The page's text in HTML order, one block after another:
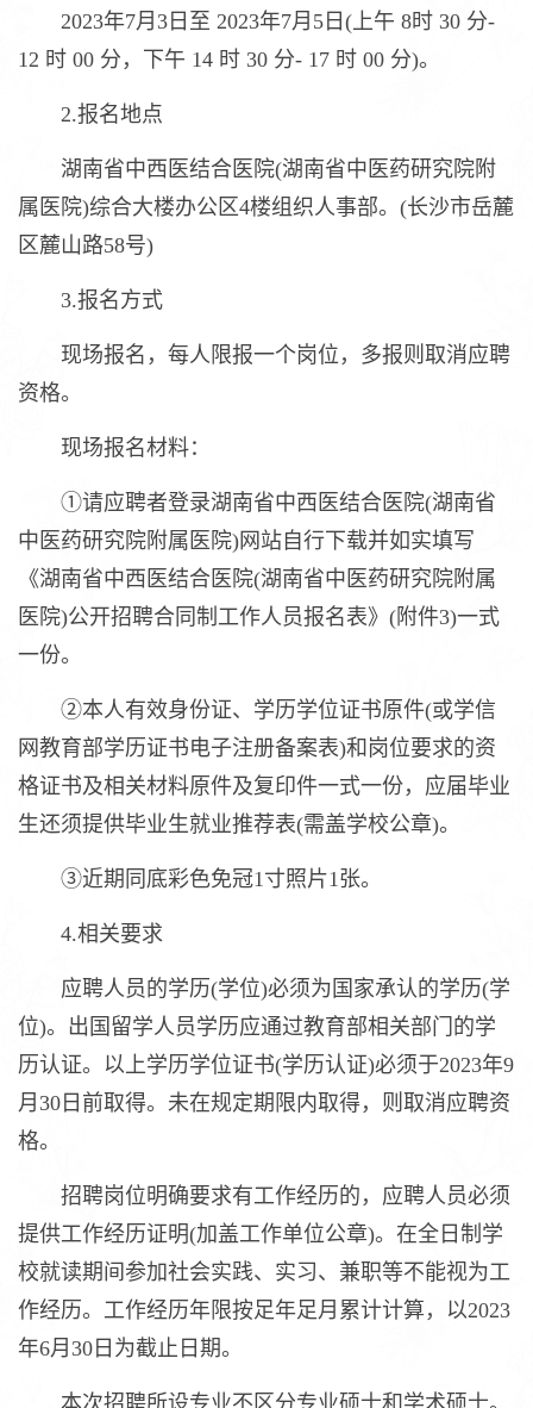
2023年7月3日至 2023年7月5日(上午 8时 30 分-
12 时 00 分，下午 14 时 30 分- 17 时 00 分)。
2.报名地点
湖南省中西医结合医院(湖南省中医药研究院附
属医院)综合大楼办公区4楼组织人事部。(长沙市岳麓
区麓山路58号)
3.报名方式
现场报名，每人限报一个岗位，多报则取消应聘
资格。
现场报名材料：
①请应聘者登录湖南省中西医结合医院(湖南省
中医药研究院附属医院)网站自行下载并如实填写
《湖南省中西医结合医院(湖南省中医药研究院附属
医院)公开招聘合同制工作人员报名表》(附件3)一式
一份。
②本人有效身份证、学历学位证书原件(或学信
网教育部学历证书电子注册备案表)和岗位要求的资
格证书及相关材料原件及复印件一式一份，应届毕业
生还须提供毕业生就业推荐表(需盖学校公章)。
③近期同底彩色免冠1寸照片1张。
4.相关要求
应聘人员的学历(学位)必须为国家承认的学历(学
位)。出国留学人员学历应通过教育部相关部门的学
历认证。以上学历学位证书(学历认证)必须于2023年9
月30日前取得。未在规定期限内取得，则取消应聘资
格。
招聘岗位明确要求有工作经历的，应聘人员必须
提供工作经历证明(加盖工作单位公章)。在全日制学
校就读期间参加社会实践、实习、兼职等不能视为工
作经历。工作经历年限按足年足月累计计算，以2023
年6月30日为截止日期。
本次招聘所设专业不区分专业硕士和学术硕士。